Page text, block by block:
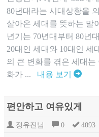
80년대라는 시대상황을
살아온 세대를 뜻하는 말
년기는 70년대부터 80년
20대인 세대와 10대인 세
의 큰 변화를 겪은 세대는
화가 ... 내용 보기
편안하고 여유있게
정유진님 0 4093